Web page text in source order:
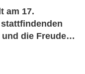
am 17.
die Freude